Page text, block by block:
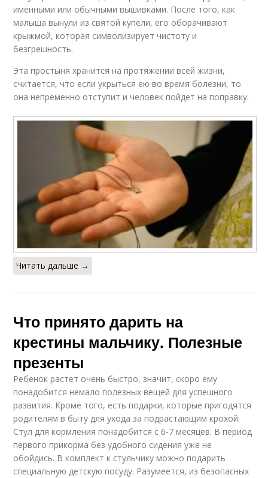
именными или обычными вышивками. После того, как
малыша вынули из святой купели, его оборачивают
крыжмой, которая символизирует чистоту и
безгрешность.
Эта простыня хранится на протяжении всей жизни,
считается, что если укрыться ею во время болезни, то
она непременно отступит и человек пойдет на поправку.
Читать дальше →
Что принято дарить на
крестины мальчику. Полезные
презенты
Ребенок растет очень быстро, значит, скоро ему
понадобится немало полезных вещей для успешного
развития. Кроме того, есть подарки, которые пригодятся
родителям в быту для ухода за подрастающим крохой.
Стул для кормления понадобится с 6-7 месяцев. В период
первого прикорма без удобного сидения уже не
обойдись. В комплект к стульчику можно подарить
специальную детскую посуду. Разумеется, из безопасных